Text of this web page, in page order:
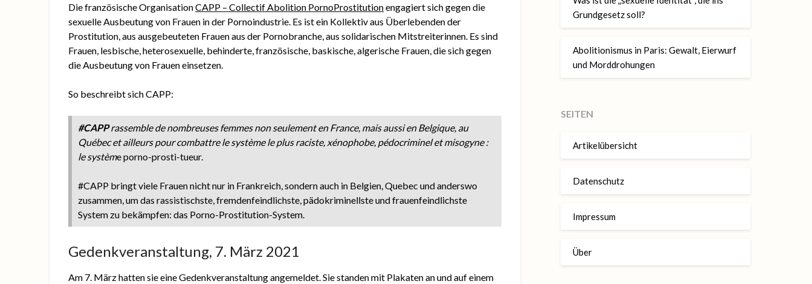
Die französische OrganisationCAPP – Collectif Abolition PornoProstitutionengagiert sich gegen die
sexuelle Ausbeutung von Frauen in der Pornoindustrie. Es ist ein Kollektiv aus Überlebenden der
Prostitution, aus ausgebeuteten Frauen aus der Pornobranche, aus solidarischen Mitstreiterinnen. Es sind
Frauen, lesbische, heterosexuelle, behinderte, französische, baskische, algerische Frauen, die sich gegen
die Ausbeutung von Frauen einsetzen.
So beschreibt sich CAPP:
#CAPPrassemble de nombreuses femmes non seulement en France, mais aussi en Belgique, au
Québec et ailleurs pour combattre le système le plus raciste, xénophobe, pédocriminel et misogyne :
le système porno-prosti-tueur.
#CAPP bringt viele Frauen nicht nur in Frankreich, sondern auch in Belgien, Quebec und anderswo
zusammen, um das rassistischste, fremdenfeindlichste, pädokriminellste und frauenfeindlichste
System zu bekämpfen: das Porno-Prostitution-System.
Gedenkveranstaltung, 7. März 2021
Am 7. März hatten sie eine Gedenkveranstaltung angemeldet. Sie standen mit Plakaten an und auf einem
Grundgesetz soll?
Abolitionismus in Paris: Gewalt, Eierwurf
und Morddrohungen
SEITEN
Artikelübersicht
Datenschutz
Impressum
Über